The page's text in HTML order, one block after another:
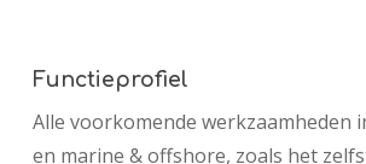
Functieprofiel
Alle voorkomende werkzaamheden
en marine & offshore, zoals het